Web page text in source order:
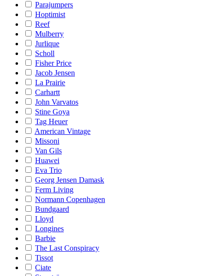
Parajumpers
Hoptimist
Reef
Mulberry
Jurlique
Scholl
Fisher Price
Jacob Jensen
La Prairie
Carhartt
John Varvatos
Stine Goya
Tag Heuer
American Vintage
Missoni
Van Gils
Huawei
Eva Trio
Georg Jensen Damask
Ferm Living
Normann Copenhagen
Bundgaard
Lloyd
Longines
Barbie
The Last Conspiracy
Tissot
Ciate